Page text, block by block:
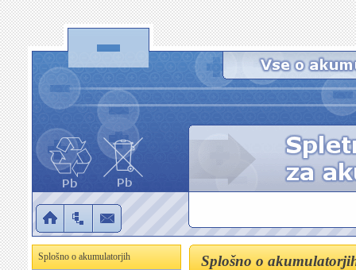
Splošno o akumulatorjih Splošno o